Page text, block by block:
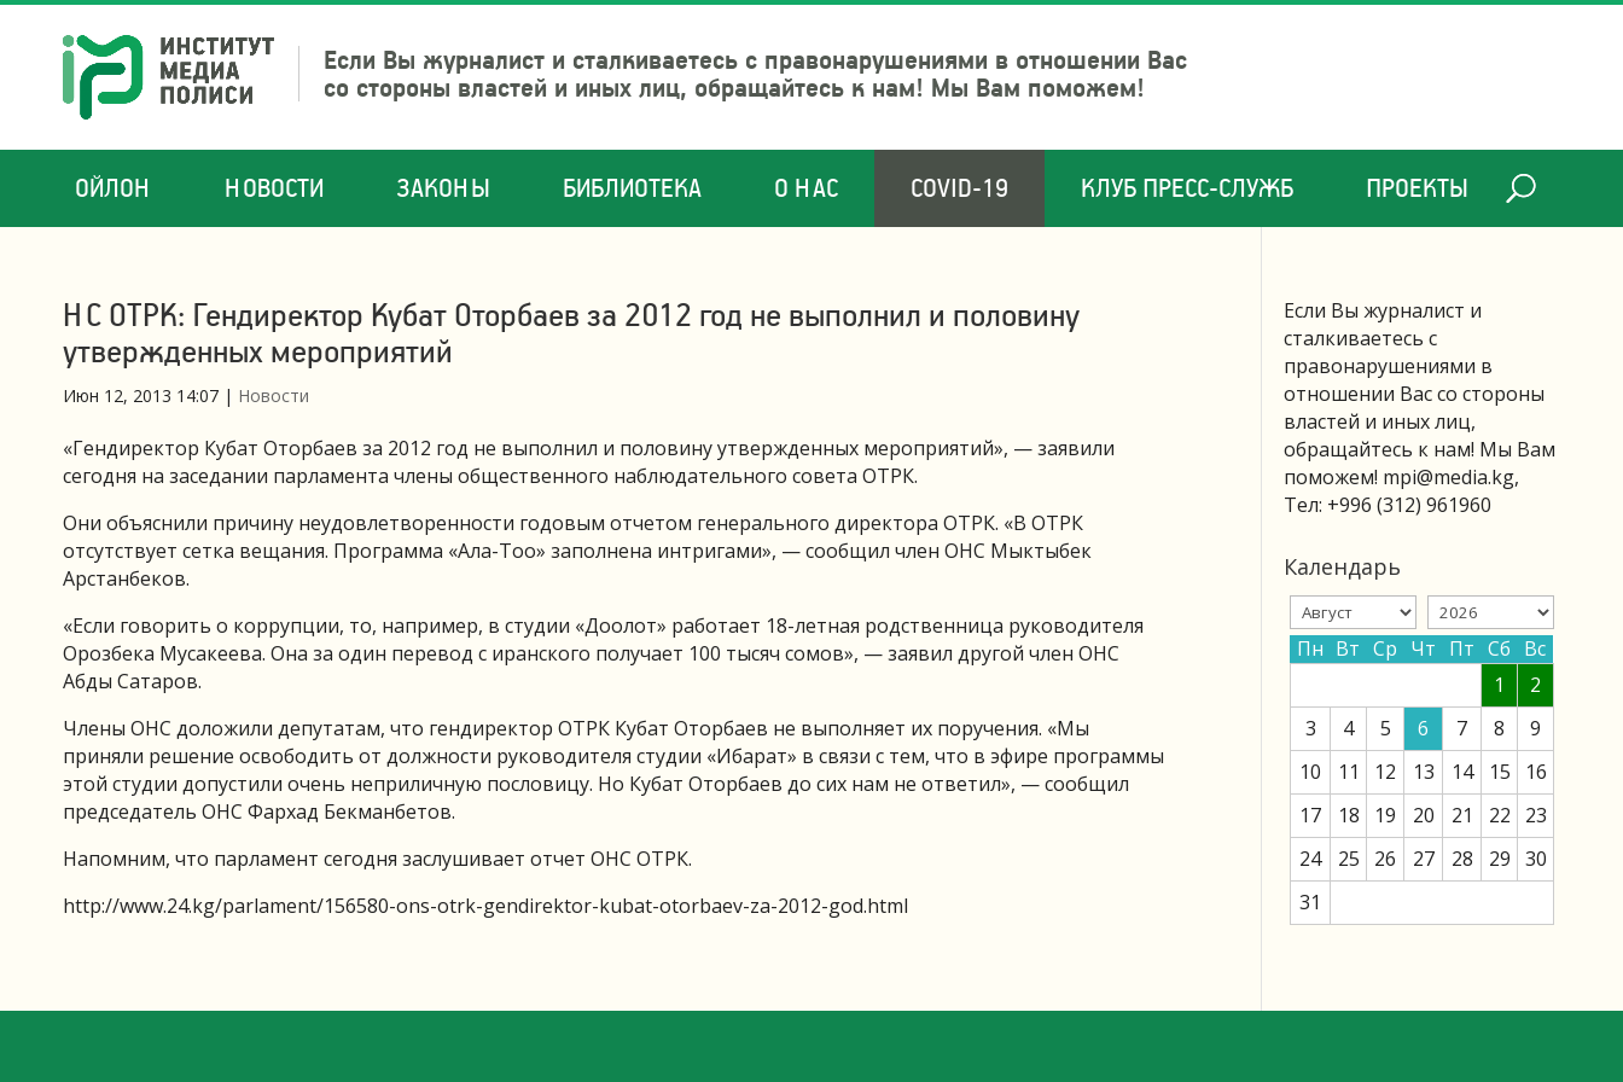
Если Вы журналист и сталкиваетесь с правонарушениями в отношении Вас
со стороны властей и иных лиц, обращайтесь к нам! Мы Вам поможем!
ОЙЛОН НОВОСТИ ЗАКОНЫ БИБЛИОТЕКА О НАС COVID-19 КЛУБ ПРЕСС-СЛУЖБ ПРОЕКТЫ
НС ОТРК: Гендиректор Кубат Оторбаев за 2012 год не выполнил и половину
утвержденных мероприятий
Июн 12, 2013 14:07 | Новости
«Гендиректор Кубат Оторбаев за 2012 год не выполнил и половину утвержденных мероприятий», — заявили
сегодня на заседании парламента члены общественного наблюдательного совета ОТРК.
Они объяснили причину неудовлетворенности годовым отчетом генерального директора ОТРК. «В ОТРК
отсутствует сетка вещания. Программа «Ала-Тоо» заполнена интригами», — сообщил член ОНС Мыктыбек
Арстанбеков.
«Если говорить о коррупции, то, например, в студии «Доолот» работает 18-летная родственница руководителя
Орозбека Мусакеева. Она за один перевод с иранского получает 100 тысяч сомов», — заявил другой член ОНС
Абды Сатаров.
Члены ОНС доложили депутатам, что гендиректор ОТРК Кубат Оторбаев не выполняет их поручения. «Мы
приняли решение освободить от должности руководителя студии «Ибарат» в связи с тем, что в эфире программы
этой студии допустили очень неприличную пословицу. Но Кубат Оторбаев до сих нам не ответил», — сообщил
председатель ОНС Фархад Бекманбетов.
Напомним, что парламент сегодня заслушивает отчет ОНС ОТРК.
http://www.24.kg/parlament/156580-ons-otrk-gendirektor-kubat-otorbaev-za-2012-god.html
Если Вы журналист и
сталкиваетесь с
правонарушениями в
отношении Вас со стороны
властей и иных лиц,
обращайтесь к нам! Мы Вам
поможем! mpi@media.kg,
Тел: +996 (312) 961960
Календарь
Пн Вт Ср Чт Пт Сб Вс
1
2
3
4 5 6 7 8
9
10
11 12 13 14 15
16
17
18 19 20 21 22
23
24
25 26 27 28 29 30
31